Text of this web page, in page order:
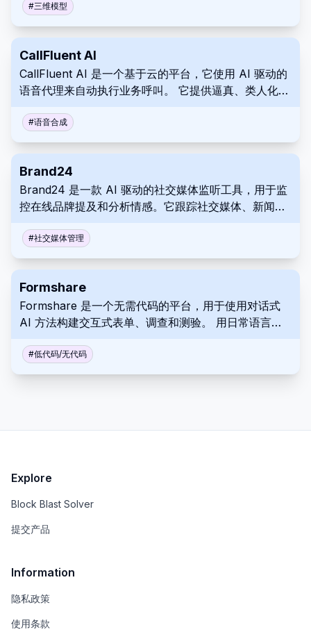
中用作逼真和动漫风格的创作。
#三维模型
CallFluent AI
CallFluent AI 是一个基于云的平台，它使用 AI 驱动的
语音代理来自动执行业务呼叫。 它提供逼真、类人化的
#语音合成
Brand24
Brand24 是一款 AI 驱动的社交媒体监听工具，用于监
控在线品牌提及和分析情感。它跟踪社交媒体、新闻、
策略。 这使用户能够了解公众认知并保护其品牌形象。
#社交媒体管理
Formshare
Formshare 是一个无需代码的平台，用于使用对话式
AI 方法构建交互式表单、调查和测验。 用日常语言描
表单，这些表单可以通过链接分享。 享受多语言支持、
自定义品牌以及无限的表单和回复等功能。
#低代码/无代码
Explore
Block Blast Solver
提交产品
Information
隐私政策
使用条款